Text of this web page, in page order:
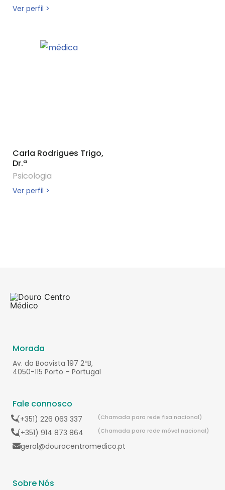
Ver perfil >
Carla Rodrigues Trigo,
Dr.ª
Psicologia
Ver perfil >
Morada
Av. da Boavista 197 2ºB,
4050-115 Porto – Portugal
Fale connosco
(+351) 226 063 337 (Chamada para rede fixa nacional)
(+351) 914 873 864 (Chamada para rede móvel nacional)
geral@dourocentromedico.pt
Sobre Nós